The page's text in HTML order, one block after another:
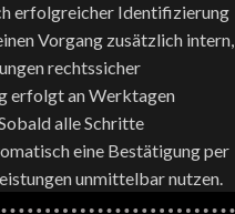
erfolgreicher Identifizierung
Vorgang zusätzlich intern,
rechtssicher
erfolgt an Werktagen
alle Schritte
eine Bestätigung per
unmittelbar nutzen.